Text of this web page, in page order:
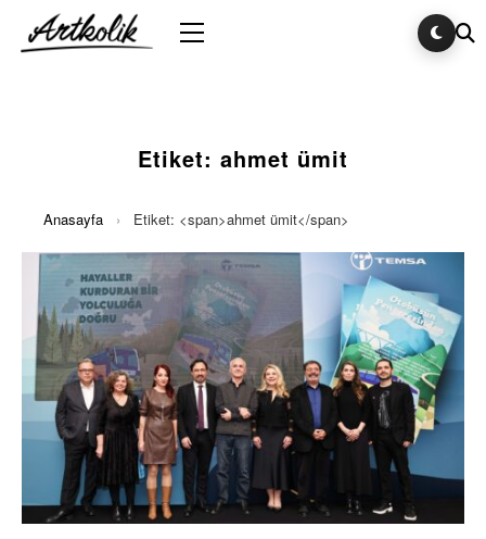
Etiket: ahmet ümit
Anasayfa › Etiket: <span>ahmet ümit</span>